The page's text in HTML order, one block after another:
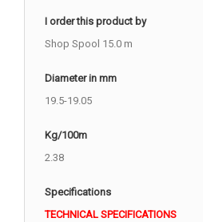
I order this product by
Shop Spool 15.0 m
Diameter in mm
19.5-19.05
Kg/100m
2.38
Specifications
TECHNICAL SPECIFICATIONS